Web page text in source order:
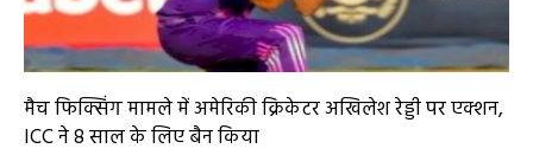
मैच फिक्सिंग मामले में अमेरिकी क्रिकेटर अखिलेश रेड्डी पर एक्शन,
ICC ने 8 साल के लिए बैन किया